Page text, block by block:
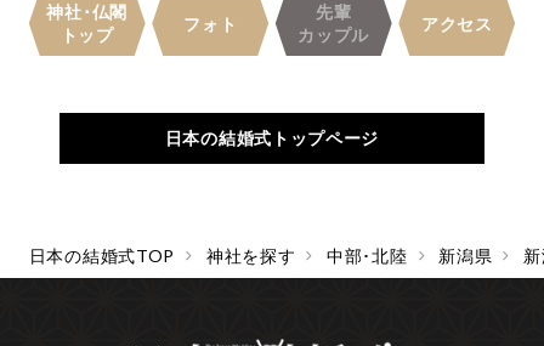
日本の結婚式TOP 神社を探す 中部･北陸 新潟県
神社･仏閣
トップ
フォト
先輩
カップル
アクセス
日本の結婚式トップページ